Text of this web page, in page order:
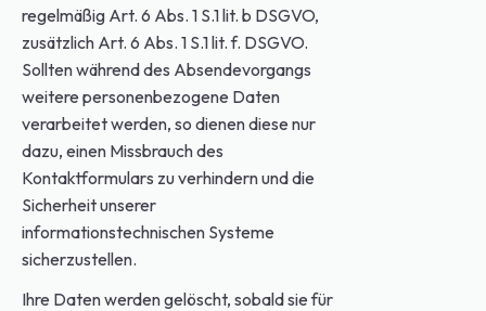
regelmäßig Art. 6 Abs. 1 S.1 lit. b DSGVO,
zusätzlich Art. 6 Abs. 1 S.1 lit. f. DSGVO.
Sollten während des Absendevorgangs
weitere personenbezogene Daten
verarbeitet werden, so dienen diese nur
dazu, einen Missbrauch des
Kontaktformulars zu verhindern und die
Sicherheit unserer
informationstechnischen Systeme
sicherzustellen.
Ihre Daten werden gelöscht, sobald sie für